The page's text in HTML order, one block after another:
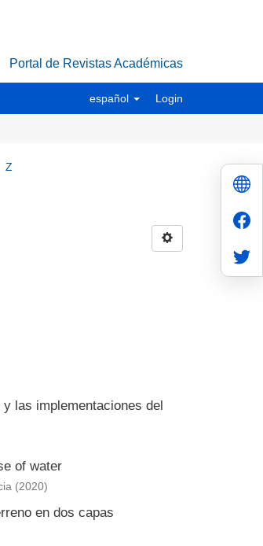
Portal de Revistas Académicas
español Login
Z
las implementaciones del
of water
(2020)
en dos capas